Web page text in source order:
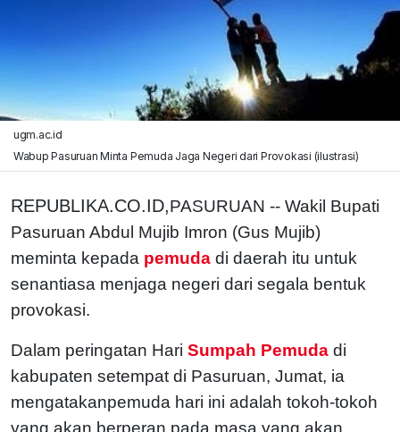
ugm.ac.id
Wabup Pasuruan Minta Pemuda Jaga Negeri dari Provokasi (ilustrasi)
REPUBLIKA.CO.ID,PASURUAN -- Wakil Bupati
Pasuruan Abdul Mujib Imron (Gus Mujib)
meminta kepada pemuda di daerah itu untuk
senantiasa menjaga negeri dari segala bentuk
provokasi.
Dalam peringatan Hari Sumpah Pemuda di
kabupaten setempat di Pasuruan, Jumat, ia
mengatakanpemuda hari ini adalah tokoh-tokoh
yang akan berperan pada masa yang akan